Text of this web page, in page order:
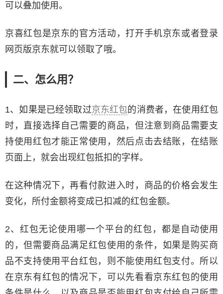
可以叠加使用。
京喜红包是京东的官方活动，打开手机京东或者登录
网页版京东就可以领取了哦。
二、怎么用？
1、如果是已经领取过京东红包的消费者，在使用红包
时，直接选择自己需要的商品，但注意到商品需要支
持使用红包才能正常使用，然后点击去结账，在结账
页面上，就会出现红包抵扣的字样。
在这种情况下，再看付款进入时，商品的价格会发生
变化，所付金额将变成已扣减的红包金额。
2、红包无论使用哪一个平台的红包，都是自动使用
的，但需要商品满足红包使用的条件，如果是购买商
品不支持使用平台红包，则不能使用红包支付。所以
在京东有红包的情况下，可以先看看京东红包的使用